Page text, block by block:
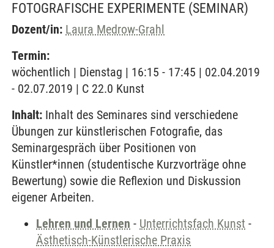
FOTOGRAFISCHE EXPERIMENTE (SEMINAR)
Dozent/in: Laura Medrow-Grahl
Termin:
wöchentlich | Dienstag | 16:15 - 17:45 | 02.04.2019
- 02.07.2019 | C 22.0 Kunst
Inhalt: Inhalt des Seminares sind verschiedene
Übungen zur künstlerischen Fotografie, das
Seminargespräch über Positionen von
Künstler*innen (studentische Kurzvorträge ohne
Bewertung) sowie die Reflexion und Diskussion
eigener Arbeiten.
Lehren und Lernen - Unterrichtsfach Kunst -
Ästhetisch-Künstlerische Praxis